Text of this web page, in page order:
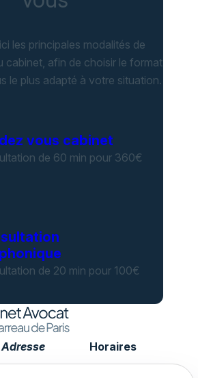
les principales modalités de
cabinet, afin de choisir le format
le plus adapté à votre situation.
vous cabinet
de 60 min pour 360€
de 20 min pour 100€
Adresse
Horaires